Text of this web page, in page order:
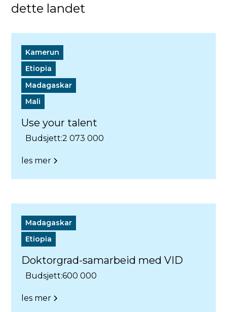
dette landet
Kamerun
Etiopia
Madagaskar
Mali
Use your talent
Budsjett:2 073 000
les mer
Madagaskar
Etiopia
Doktorgrad-samarbeid med VID
Budsjett:600 000
les mer